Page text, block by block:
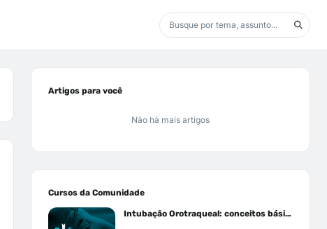
Artigos para você
Não há mais artigos
Cursos da Comunidade
Intubação Orotraqueal: conceitos básicos